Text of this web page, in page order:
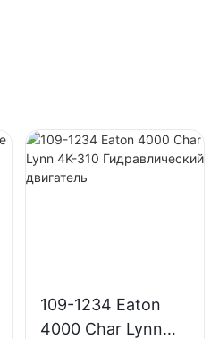
109-1234 Eaton
4000 Char Lynn